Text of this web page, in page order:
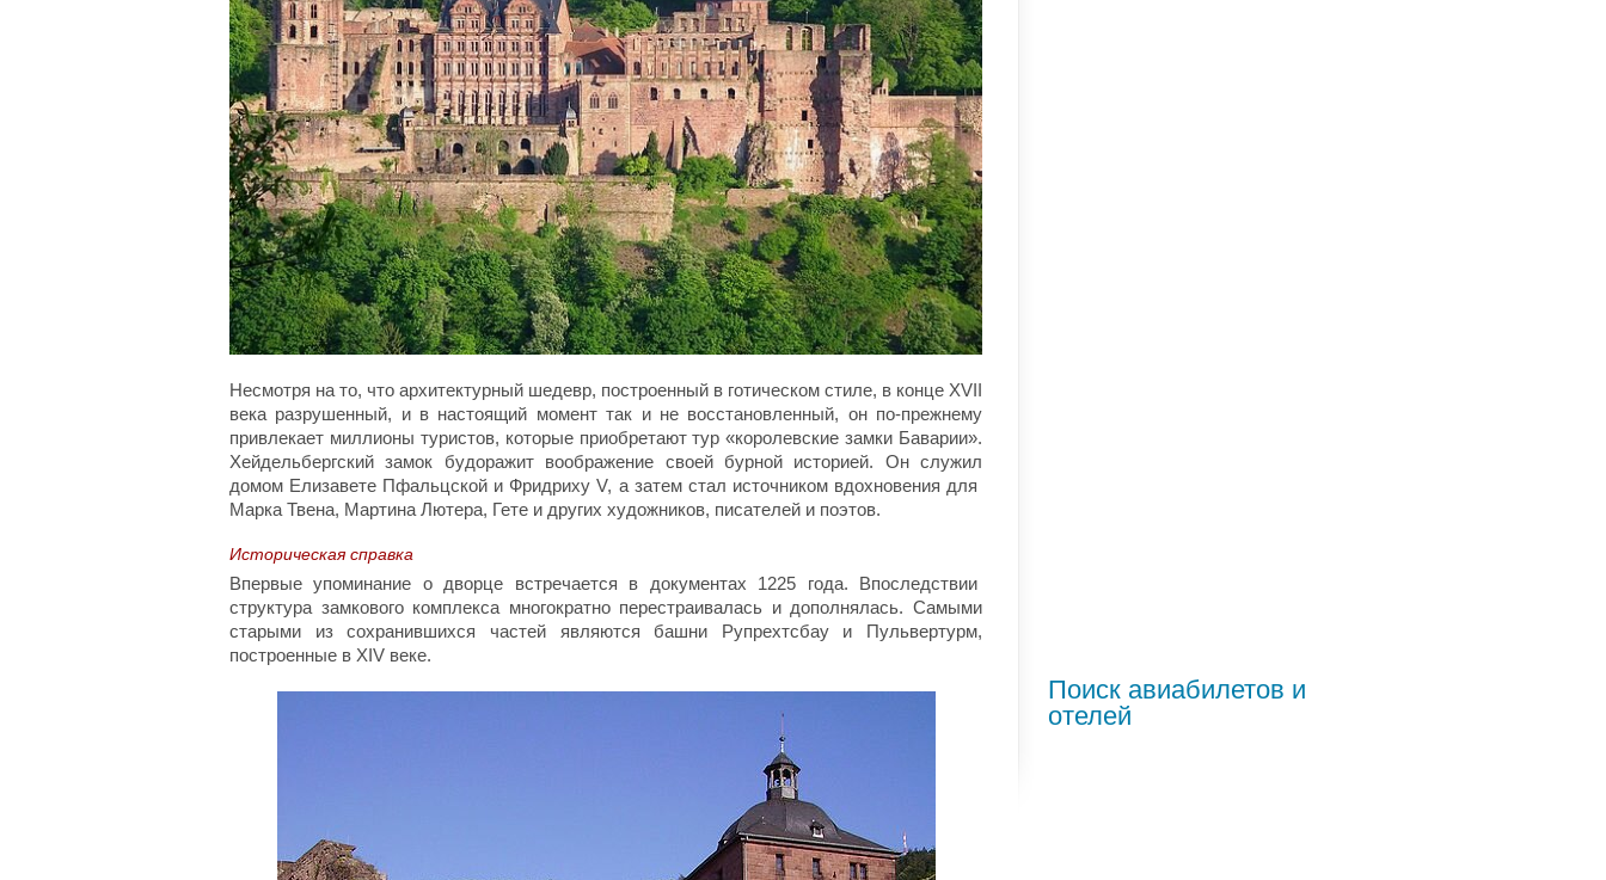
Несмотря на то, что архитектурный шедевр, построенный в готическом стиле, в конце XVII
века разрушенный, и в настоящий момент так и не восстановленный, он по-прежнему
привлекает миллионы туристов, которые приобретают тур «королевские замки Баварии».
Хейдельбергский замок будоражит воображение своей бурной историей. Он служил
домом Елизавете Пфальцской и Фридриху V, а затем стал источником вдохновения для
Марка Твена, Мартина Лютера, Гете и других художников, писателей и поэтов.
Историческая справка
Впервые упоминание о дворце встречается в документах 1225 года. Впоследствии
структура замкового комплекса многократно перестраивалась и дополнялась. Самыми
старыми из сохранившихся частей являются башни Рупрехтсбау и Пульвертурм,
построенные в XIV веке.
Поиск авиабилетов и
отелей